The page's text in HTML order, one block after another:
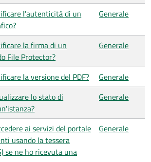
l'autenticità di un
Generale
la firma di un
File Protector?
Generale
la versione del PDF?
Generale
lo stato di
Generale
ai servizi del portale
usando la tessera
se ne ho ricevuta una
Generale